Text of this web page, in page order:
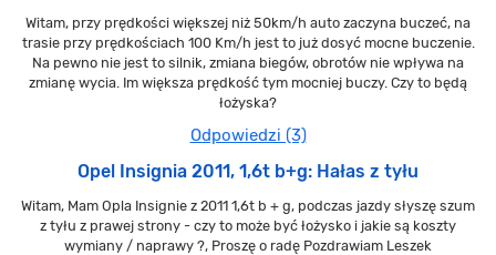
Witam, przy prędkości większej niż 50km/h auto zaczyna buczeć, na
trasie przy prędkościach 100 Km/h jest to już dosyć mocne buczenie.
Na pewno nie jest to silnik, zmiana biegów, obrotów nie wpływa na
zmianę wycia. Im większa prędkość tym mocniej buczy. Czy to będą
łożyska?
Odpowiedzi (3)
Opel Insignia 2011, 1,6t b+g: Hałas z tyłu
Witam, Mam Opla Insignie z 2011 1,6t b + g, podczas jazdy słyszę szum
z tyłu z prawej strony - czy to może być łożysko i jakie są koszty
wymiany / naprawy ?, Proszę o radę Pozdrawiam Leszek